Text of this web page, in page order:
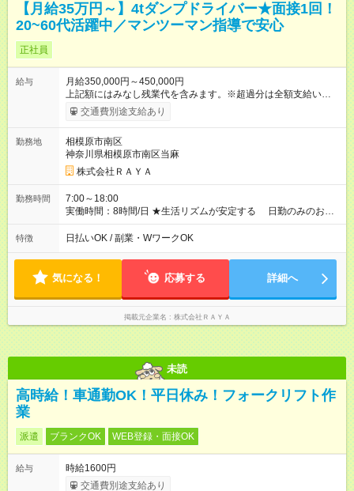
【月給35万円～】4tダンプドライバー★面接1回！
20~60代活躍中／マンツーマン指導で安心
正社員
給与
月給350,000円～450,000円
上記額にはみなし残業代を含みます。※超過分は全額支給いたし
ます。 みなし残業代 72,440円／月 みなし残業時間 45時間／月
★月給35万円からのスタート！ ★頑張りは昇給や賞与で しっ
い・週払い」もOK！ 【試用期間】試用期間あり 試用期間の長
さ：6ヶ月 雇用形態、給与は本採用時と同じです。
交通費別途支給あり
勤務地
相模原市南区
神奈川県相模原市南区当麻
株式会社ＲＡＹＡ
勤務時間
7:00～18:00
実働時間：8時間/日 ★生活リズムが安定する 日勤のみのお仕
事です。 ★日曜・祝日はお休み。 プライベートも充実！
★GW、夏季、年末年始には 長期休暇もあります。
特徴 日払いOK / 副業・WワークOK
気になる！ 応募する 詳細へ
掲載元企業名 株式会社ＲＡＹＡ
未読
高時給！車通勤OK！平日休み！フォークリフト作
業
派遣 ブランクOK WEB登録・面接OK
給与
時給1600円
交通費別途支給あり